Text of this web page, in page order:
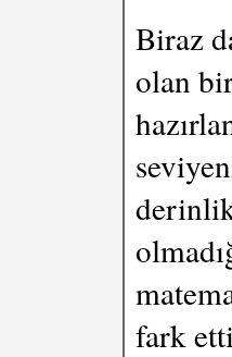
Biraz
olan
fark